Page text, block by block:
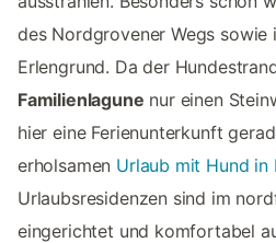
des Nordgrovener Wegs sowie
Erlengrund. Da der
Familienlagune nur einen
hier eine Ferienunterkunft
erholsamen Urlaub mit Hund in
Urlaubsresidenzen sind im
eingerichtet und komfortabel